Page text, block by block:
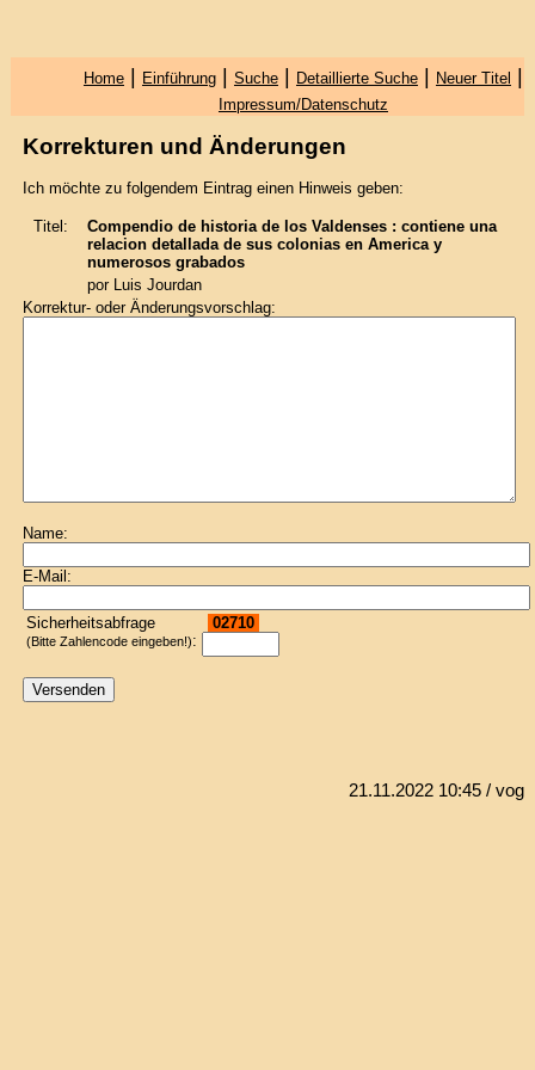
Home| Einführung| Suche| Detaillierte Suche| Neuer Titel |
Impressum/Datenschutz
Korrekturen und Änderungen
Ich möchte zu folgendem Eintrag einen Hinweis geben:
Titel:
Compendio de historia de los Valdenses : contiene una
relacion detallada de sus colonias en America y
numerosos grabados
por Luis Jourdan
Korrektur- oder Änderungsvorschlag:
Name:
E-Mail:
Sicherheitsabfrage
(Bitte Zahlencode eingeben!):
02710
21.11.2022 10:45 / vog